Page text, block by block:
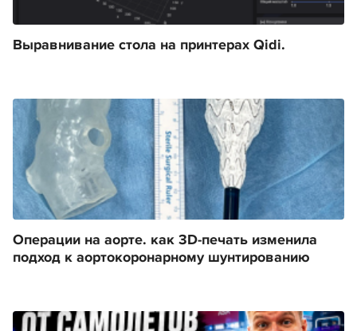
Выравнивание стола на принтерах Qidi.
Операции на аорте. как 3D-печать изменила
подход к аортокоронарному шунтированию